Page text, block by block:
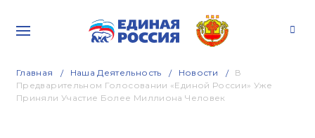
Главная Наша Деятельность Новости
В
Предварительном Голосовании «Единой России» Уже
Приняли Участие Более Миллиона Человек